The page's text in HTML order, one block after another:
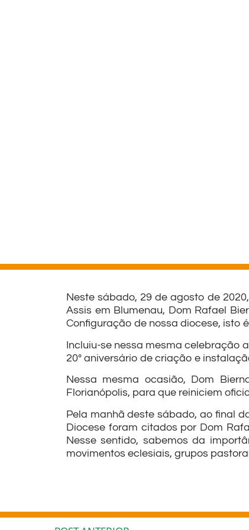
Neste sábado, 29 de agosto de
Assis em Blumenau, Dom Rafael
Configuração de nossa diocese, isto
Incluiu-se nessa mesma celebração
20º aniversário de criação e
Nessa mesma ocasião, Dom
Florianópolis, para que reiniciem
Pela manhã deste sábado, ao final
Diocese foram citados por Dom
Nesse sentido, sabemos da
movimentos eclesiais, grupos